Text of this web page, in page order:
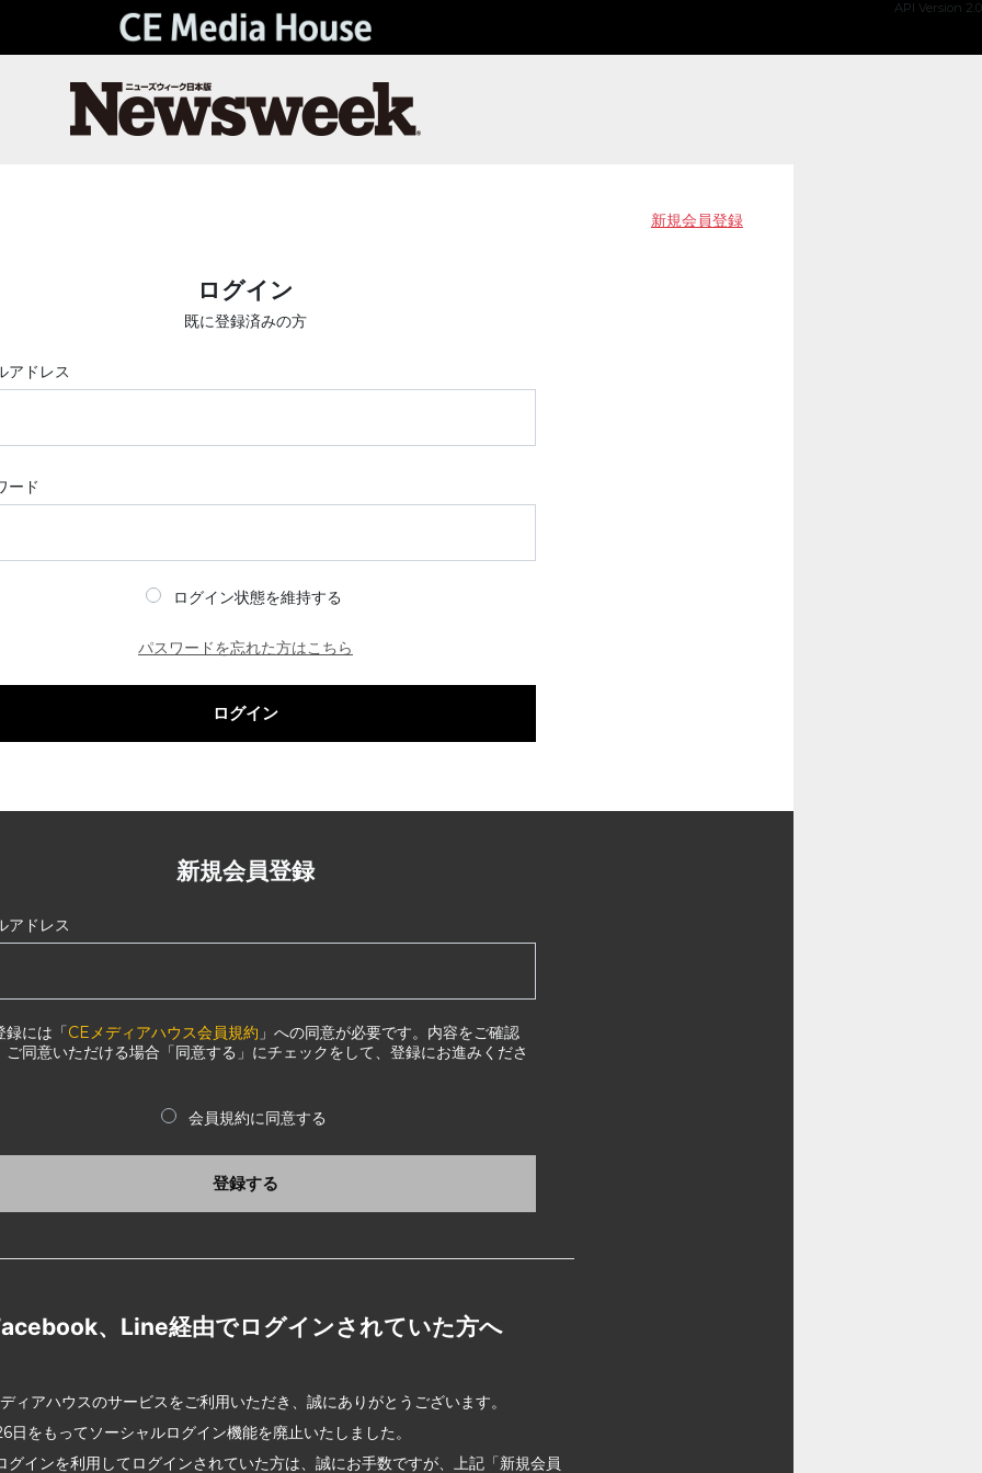
API Version 2.0
新規会員登録
ログイン
既に登録済みの方
アドレス
ード
ログイン状態を維持する
パスワードを忘れた方はこちら
ログイン
新規会員登録
アドレス
録には「CEメディアハウス会員規約 」への同意が必要です。内容をご確認
ご同意いただける場合「同意する」にチェックをして、登録にお進みくださ
会員規約に同意する
登録する
、Line経由でログインされていた方へ
ィアハウスのサービスをご利用いただき、誠にありがとうございます。
日をもってソーシャルログイン機能を廃止いたしました。
グインを利用してログインされていた方は、誠にお手数ですが、上記「新規会員